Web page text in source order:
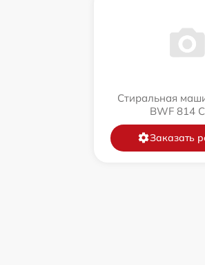
Стиральная
BWF 814
Заказать